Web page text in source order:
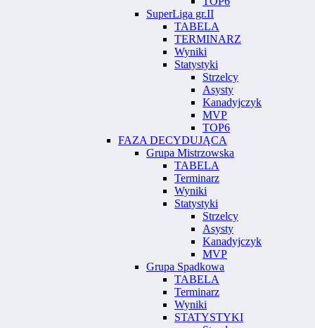
SuperLiga gr.II
TABELA
TERMINARZ
Wyniki
Statystyki
Strzelcy
Asysty
Kanadyjczyk
MVP
TOP6
FAZA DECYDUJĄCA
Grupa Mistrzowska
TABELA
Terminarz
Wyniki
Statystyki
Strzelcy
Asysty
Kanadyjczyk
MVP
Grupa Spadkowa
TABELA
Terminarz
Wyniki
STATYSTYKI